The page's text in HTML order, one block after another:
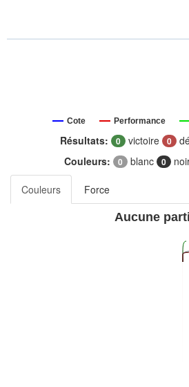
Cote Performance
Résultats: 0 victoire 0
Couleurs:
0 blanc 0
Couleurs
Force
Aucune